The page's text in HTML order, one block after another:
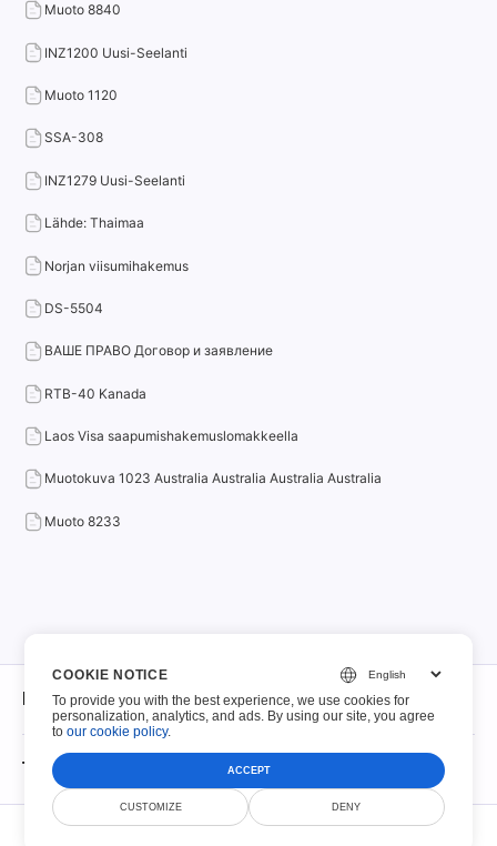
Muoto 8840
INZ1200 Uusi-Seelanti
Muoto 1120
SSA-308
INZ1279 Uusi-Seelanti
Lähde: Thaimaa
Norjan viisumihakemus
DS-5504
ВАШЕ ПРАВО Договор и заявление
RTB-40 Kanada
Laos Visa saapumishakemuslomakkeella
Muotokuva 1023 Australia Australia Australia Australia
Muoto 8233
Noin
Noin
Ottaa yhteyttä
Täytettävät PDF-tiedostot
Täytettävät PDF-tiedostot
© Scoutize Pty Ltd 2026. Kaikki oikeudet pidätetään.
COOKIE NOTICE
To provide you with the best experience, we use cookies for
personalization, analytics, and ads. By using our site, you agree
toour cookie policy.
ACCEPT
CUSTOMIZE DENY